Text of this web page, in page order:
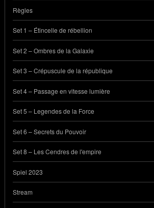
Règles
Set 1 – Étincelle de rébellion
Set 2 – Ombres de la Galaxie
Set 3 – Crépuscule de la république
Set 4 – Passage en vitesse lumière
Set 5 – Legendes de la Force
Set 6 – Secrets du Pouvoir
Set 8 – Les Cendres de l'empire
Spiel 2023
Stream